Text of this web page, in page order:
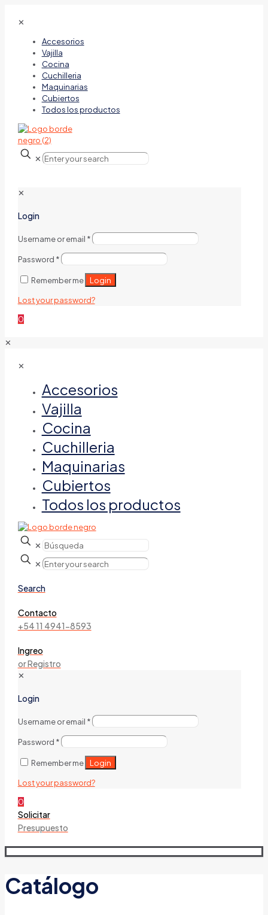
✕
Accesorios
Vajilla
Cocina
Cuchilleria
Maquinarias
Cubiertos
Todos los productos
✕
✕
Login
Username or email *
Password *
Remember me Login
Lost your password?
0
✕
✕
Accesorios
Vajilla
Cocina
Cuchilleria
Maquinarias
Cubiertos
Todos los productos
✕
✕
Search
Contacto
+54 11 4941-8593
Ingreo
or Registro
✕
Login
Username or email *
Password *
Remember me Login
Lost your password?
0
Solicitar
Presupuesto
Catálogo